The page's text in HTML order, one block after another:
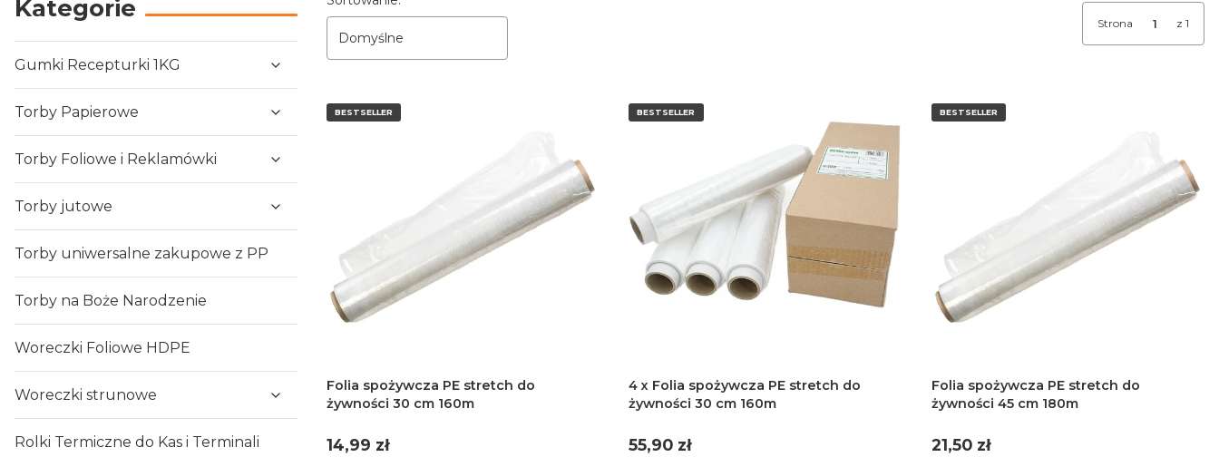
Kategorie
Gumki Recepturki 1KG
Torby Papierowe
Torby Foliowe i Reklamówki
Torby jutowe
Torby uniwersalne zakupowe z PP
Torby na Boże Narodzenie
Woreczki Foliowe HDPE
Woreczki strunowe
Rolki Termiczne do Kas i Terminali
Domyślne
Strona z 1
BESTSELLER
Folia spożywcza PE stretch do
żywności 30 cm 160m
Cena
14,99 zł
BESTSELLER
4 x Folia spożywcza PE stretch do
żywności 30 cm 160m
Cena
55,90 zł
BESTSELLER
Folia spożywcza PE stretch do
żywności 45 cm 180m
Cena
21,50 zł